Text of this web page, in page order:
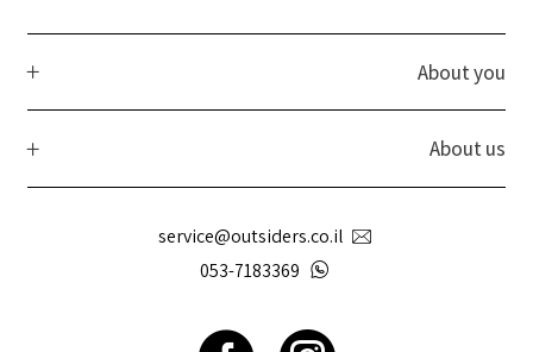
About you
About us
service@outsiders.co.il
053-7183369